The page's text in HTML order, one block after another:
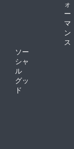
ォ
ー
マ
ン
ス
ソー
シャ
ル
グッ
ド